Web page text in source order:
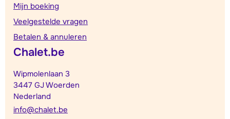
Mijn boeking
Veelgestelde vragen
Betalen & annuleren
Chalet.be
Wipmolenlaan 3
3447 GJ Woerden
Nederland
info@chalet.be